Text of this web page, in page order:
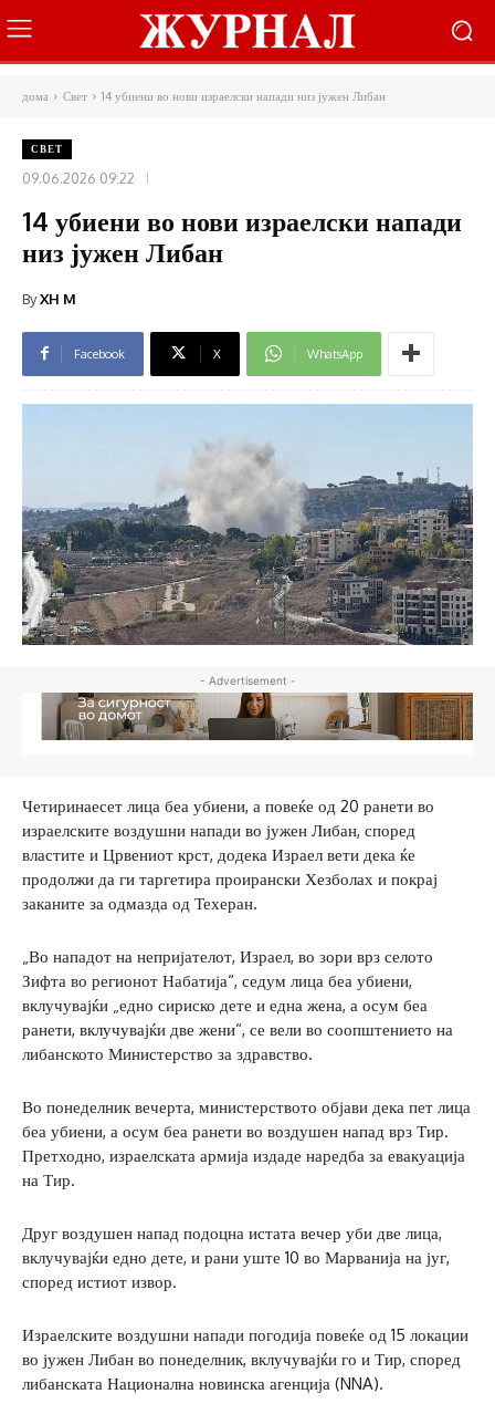
дома Свет 14 убиени во нови израелски напади низ јужен Либан
СВЕТ
09.06.2026 09:22
14 убиени во нови израелски напади
низ јужен Либан
ByXH M
Facebook X WhatsApp
- Advertisement -
Четиринаесет лица беа убиени, а повеќе од 20 ранети во
израелските воздушни напади во јужен Либан, според
властите и Црвениот крст, додека Израел вети дека ќе
продолжи да ги таргетира проирански Хезболах и покрај
заканите за одмазда од Техеран.
„Во нападот на непријателот, Израел, во зори врз селото
Зифта во регионот Набатија“, седум лица беа убиени,
вклучувајќи „едно сириско дете и една жена, а осум беа
ранети, вклучувајќи две жени“, се вели во соопштението на
либанското Министерство за здравство.
Во понеделник вечерта, министерството објави дека пет лица
беа убиени, а осум беа ранети во воздушен напад врз Тир.
Претходно, израелската армија издаде наредба за евакуација
на Тир.
Друг воздушен напад подоцна истата вечер уби две лица,
вклучувајќи едно дете, и рани уште 10 во Марванија на југ,
според истиот извор.
Израелските воздушни напади погодија повеќе од 15 локации
во јужен Либан во понеделник, вклучувајќи го и Тир, според
либанската Национална новинска агенција (NNA).